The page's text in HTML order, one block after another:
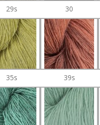
29s 30
35s 39s